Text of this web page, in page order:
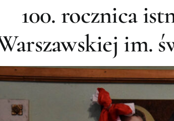
100. rocznica
im.